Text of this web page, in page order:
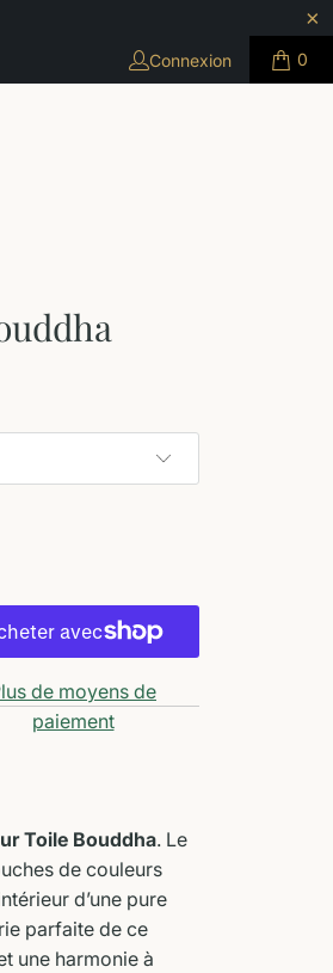
Connexion 0
de moyens de
paiement
Toile Bouddha. Le
de couleurs
d’une pure
parfaite de ce
une harmonie à